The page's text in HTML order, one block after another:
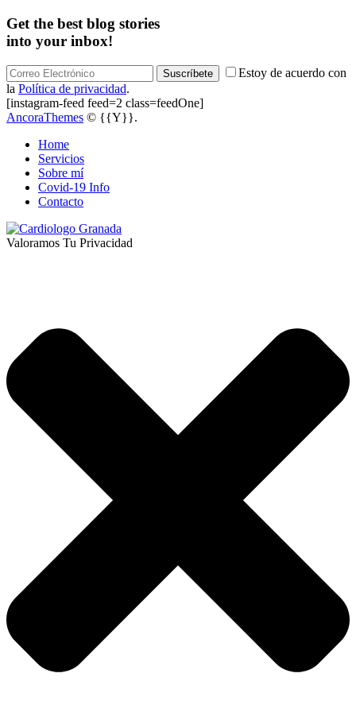
Get the best blog stories
into your inbox!
Suscríbete
Estoy de acuerdo con
la Política de privacidad.
[instagram-feed feed=2 class=feedOne]
AncoraThemes © {{Y}}.
Home
Servicios
Sobre mí
Covid-19 Info
Contacto
Valoramos Tu Privacidad